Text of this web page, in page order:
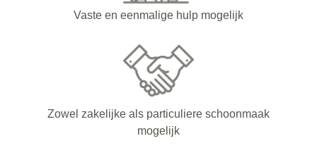
Vaste en eenmalige hulp mogelijk
Zowel zakelijke als particuliere schoonmaak
mogelijk